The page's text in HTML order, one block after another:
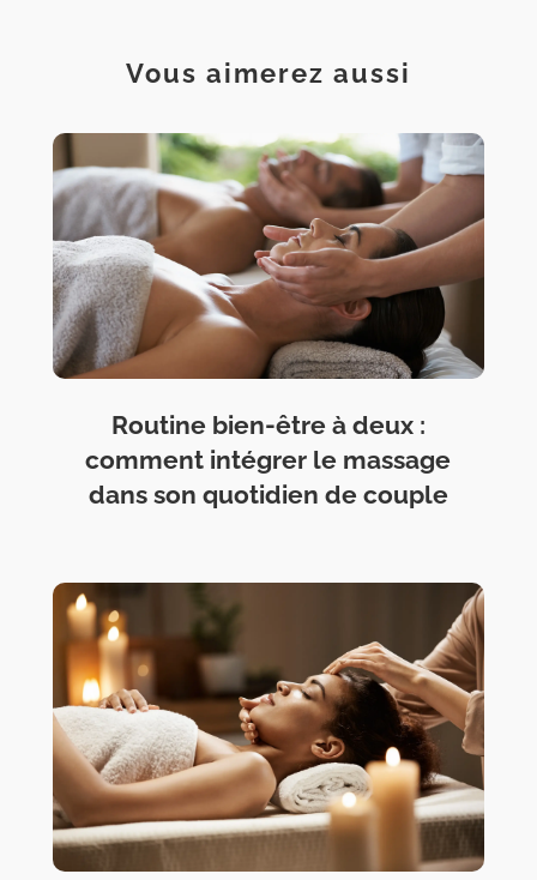
Vous aimerez aussi
Routine bien-être à deux :
comment intégrer le massage
dans son quotidien de couple